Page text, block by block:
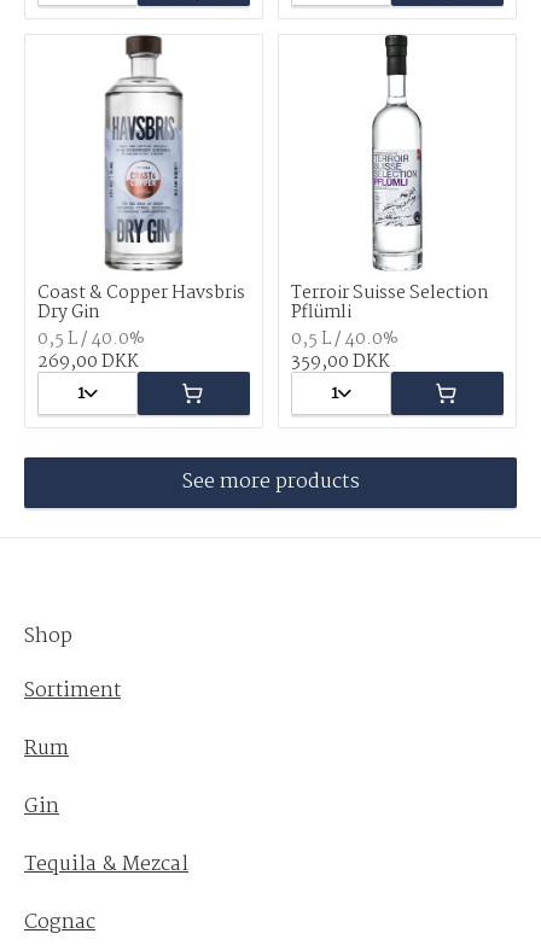
Coast & Copper Havsbris
Dry Gin
0,5 L / 40.0%
269,00 DKK
1
Terroir Suisse Selection
Pflümli
0,5 L / 40.0%
359,00 DKK
1
See more products
Shop
Sortiment
Rum
Gin
Tequila & Mezcal
Cognac